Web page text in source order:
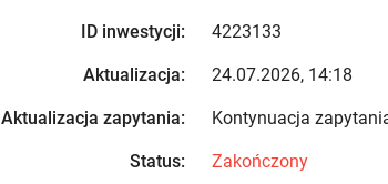
ID inwestycji: 4223133
Aktualizacja: 24.07.2026, 14:18
Aktualizacja zapytania: Kontynuacja
Status: Zakończony